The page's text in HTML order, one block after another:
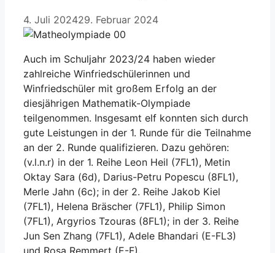
4. Juli 202429. Februar 2024
Auch im Schuljahr 2023/24 haben wieder
zahlreiche Winfriedschülerinnen und
Winfriedschüler mit großem Erfolg an der
diesjährigen Mathematik-Olympiade
teilgenommen. Insgesamt elf konnten sich durch
gute Leistungen in der 1. Runde für die Teilnahme
an der 2. Runde qualifizieren. Dazu gehören:
(v.l.n.r) in der 1. Reihe Leon Heil (7FL1), Metin
Oktay Sara (6d), Darius-Petru Popescu (8FL1),
Merle Jahn (6c); in der 2. Reihe Jakob Kiel
(7FL1), Helena Bräscher (7FL1), Philip Simon
(7FL1), Argyrios Tzouras (8FL1); in der 3. Reihe
Jun Sen Zhang (7FL1), Adele Bhandari (E-FL3)